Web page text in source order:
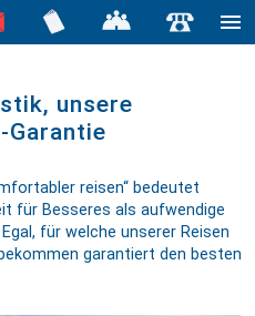
unsere
reisen“ bedeutet
für Besseres als aufwendige
für welche unserer Reisen
garantiert den besten